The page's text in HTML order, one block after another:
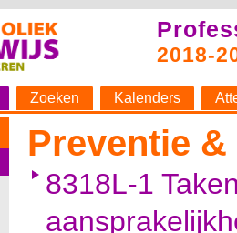
2018-
Zoeken Kalenders
Preventie
8318L-1